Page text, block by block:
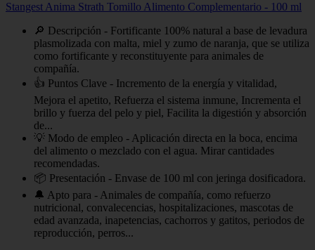
Stangest Anima Strath Tomillo Alimento Complementario - 100 ml
🔎 Descripción - Fortificante 100% natural a base de levadura
plasmolizada con malta, miel y zumo de naranja, que se utiliza
como fortificante y reconstituyente para animales de
compañía.
👍 Puntos Clave - Incremento de la energía y vitalidad,
Mejora el apetito, Refuerza el sistema inmune, Incrementa el
brillo y fuerza del pelo y piel, Facilita la digestión y absorción
de...
💡 Modo de empleo - Aplicación directa en la boca, encima
del alimento o mezclado con el agua. Mirar cantidades
recomendadas.
📦 Presentación - Envase de 100 ml con jeringa dosificadora.
🔔 Apto para - Animales de compañía, como refuerzo
nutricional, convalecencias, hospitalizaciones, mascotas de
edad avanzada, inapetencias, cachorros y gatitos, periodos de
reproducción, perros...